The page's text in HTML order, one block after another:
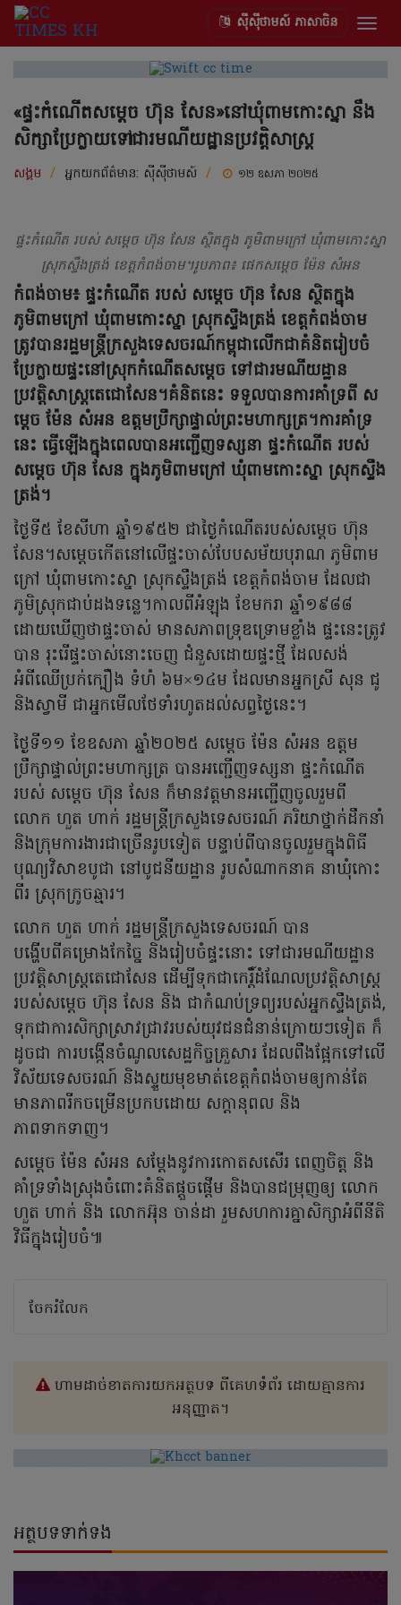
ស៊ីស៊ីថាមស៍ ភាសាចិន
«ផ្ទះកំណើតសម្តេច ហ៊ុន សែន»នៅឃុំពាមកោះស្នា នឹង
សិក្សាប្រែក្លាយទៅជារមណីយដ្ឋានប្រវត្តិសាស្ត្រ
សង្គម / អ្នកយកព័ត៌មាន: ស៊ីស៊ីថាមស៍ / ១២ ឧសភា ២០២៥
ផ្ទះកំណើត របស់ សម្ដេច ហ៊ុន សែន ស្ថិតក្នុង ភូមិពាមក្រៅ ឃុំពាមកោះស្នា
ស្រុកស្ទឹងត្រង់ ខេត្តកំពង់ចាម។រូបភាព៖ ផេកសម្ដេច ម៉ែន សំអន
កំពង់ចាម៖ ផ្ទះកំណើត របស់ សម្ដេច ហ៊ុន សែន ស្ថិតក្នុង
ភូមិពាមក្រៅ ឃុំពាមកោះស្នា ស្រុកស្ទឹងត្រង់ ខេត្តកំពង់ចាម
ត្រូវបានរដ្ឋមន្ត្រីក្រសួងទេសចរណ៍កម្ពុជាលើកជាគំនិតរៀបចំ
ប្រែក្លាយផ្ទះនៅស្រុកកំណើតសម្តេច ទៅជារមណីយដ្ឋាន
ប្រវត្តិសាស្ត្រតេជោសែន។គំនិតនេះ ទទួលបានការគាំទ្រពី ស
ម្តេច ម៉ែន សំអន ឧត្តមប្រឹក្សាផ្ទាល់ព្រះមហាក្សត្រ។ការគាំទ្រ
នេះ ធ្វើឡើងក្នុងពេលបានអញ្ជើញទស្សនា ផ្ទះកំណើត របស់
សម្ដេច ហ៊ុន សែន ក្នុងភូមិពាមក្រៅ ឃុំពាមកោះស្នា ស្រុកស្ទឹង
ត្រង់។
ថ្ងៃទី៥ ខែសីហា ឆ្នាំ១៩៥២ ជាថ្ងៃកំណើតរបស់សម្តេច ហ៊ុន
សែន។សម្តេចកើតនៅលើផ្ទះចាស់បែបសម័យបុរាណ ភូមិពាម
ក្រៅ ឃុំពាមកោះស្នា ស្រុកស្ទឹងត្រង់ ខេត្តកំពង់ចាម ដែលជា
ភូមិស្រុកជាប់ដងទន្លេ។កាលពីអំឡុង ខែមករា ឆ្នាំ១៩៨៨
ដោយឃើញថាផ្ទះចាស់ មានសភាពទ្រុឌទ្រោមខ្លាំង ផ្ទះនេះត្រូវ
បាន រុះរើផ្ទះចាស់នោះចេញ ជំនួសដោយផ្ទះថ្មី ដែលសង់
អំពីឈើប្រក់ក្បឿង ទំហំ ៦ម×១៤ម ដែលមានអ្នកស្រី សុន ជូ
និងស្វាមី ជាអ្នកមើលថែទាំរហូតដល់សព្វថ្ងៃនេះ។
ថ្ងៃទី១១ ខែឧសភា ឆ្នាំ២០២៥ សម្ដេច ម៉ែន សំអន ឧត្តម
ប្រឹក្សាផ្ទាល់ព្រះមហាក្សត្រ បានអញ្ជើញទស្សនា ផ្ទះកំណើត
របស់ សម្ដេច ហ៊ុន សែន ក៏មានវត្តមានអញ្ជើញចូលរួមពី
លោក ហួត ហាក់ រដ្ឋមន្ត្រីក្រសួងទេសចរណ៍ ភរិយាថ្នាក់ដឹកនាំ
និងក្រុមការងារជាច្រើនរូបទៀត បន្ទាប់ពីបានចូលរួមក្នុងពិធី
បុណ្យវិសាខបូជា នៅបូជនីយដ្ឋាន រូបសំណាកនាគ នាឃុំកោះ
ពីរ ស្រុកក្រូចឆ្មារ។
លោក ហួត ហាក់ រដ្ឋមន្ត្រីក្រសួងទេសចរណ៍ បាន
បង្ហើបពីគម្រោងកែច្នៃ និងរៀបចំផ្ទះនោះ ទៅជារមណីយដ្ឋាន
ប្រវត្តិសាស្ត្រតេជោសែន ដើម្បីទុកជាកេរ្តិ៍ដំណែលប្រវត្តិសាស្ត្រ
របស់សម្តេច ហ៊ុន សែន និង ជាកំណប់ទ្រព្យរបស់អ្នកស្ទឹងត្រង់,
ទុកជាការសិក្សាស្រាវជ្រាវរបស់យុវជនជំនាន់ក្រោយៗទៀត ក៏
ដូចជា ការបង្កើនចំណូលសេដ្ឋកិច្ចគ្រួសារ ដែលពឹងផ្អែកទៅលើ
វិស័យទេសចរណ៍ និងស្ទួយមុខមាត់ខេត្តកំពង់ចាមឲ្យកាន់តែ
មានភាពរីកចម្រើនប្រកបដោយ សក្តានុពល និង
ភាពទាកទាញ។
សម្ដេច ម៉ែន សំអន សម្តែងនូវការកោតសសើរ ពេញចិត្ត និង
គាំទ្រទាំងស្រុងចំពោះគំនិតផ្តួចផ្តើម និងបានជម្រុញឲ្យ លោក
ហួត ហាក់ និង លោកអ៊ុន ចាន់ដា រួមសហការគ្នាសិក្សាអំពីនីតិ
វិធីក្នុងរៀបចំ៕
ចែករំលែក
ហាមដាច់ខាតការយកអត្ថបទ ពីគេហទំព័រ ដោយគ្មានការ
អនុញ្ញាត។
អត្ថបទទាក់ទង